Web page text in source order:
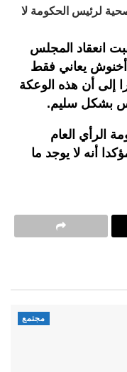
الوضعية الصحية لرئيس الحكومة لا
انعقاد المجلس
يعاني فقط
إلى أن هذه الوعكة
بشكل سليم.
الرأي العام
أنه لا يوجد ما
مجتمع